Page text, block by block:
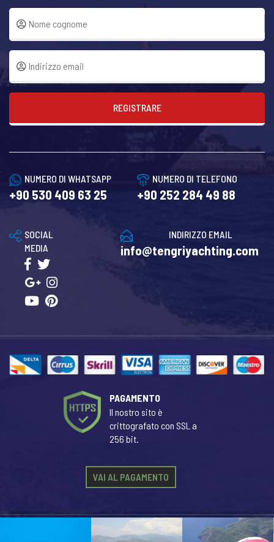
REGISTRARE
NUMERO DI WHATSAPP
+90 530 409 63 25
NUMERO DI TELEFONO
+90 252 284 49 88
INDIRIZZO EMAIL
info@tengriyachting.com
SOCIAL
MEDIA
PAGAMENTO
Il nostro sito è
crittografato con SSL a
256 bit.
VAI AL PAGAMENTO